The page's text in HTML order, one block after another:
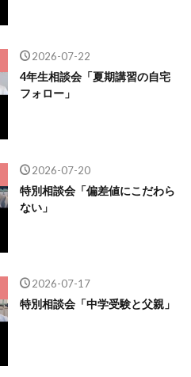
2026-07-22
4年生相談会「夏期講習の自宅
フォロー」
2026-07-20
特別相談会「偏差値にこだわら
ない」
2026-07-17
特別相談会「中学受験と父親」